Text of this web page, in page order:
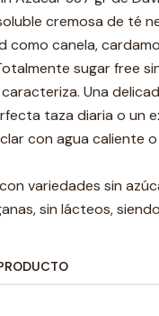
cremosa de té
como canela,
sugar free
Una
taza diaria o un
con agua caliente o
variedades sin
sin lácteos,